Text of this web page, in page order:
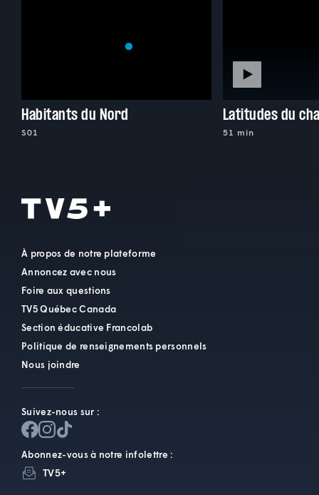
Habitants du Nord
S01
Latitudes du
51 min
À propos de notre plateforme
Annoncez avec nous
Foire aux questions
TV5 Québec Canada
Section éducative Francolab
Politique de renseignements personnels
Nous joindre
Suivez-nous sur :
Abonnez-vous à notre infolettre :
TV5+